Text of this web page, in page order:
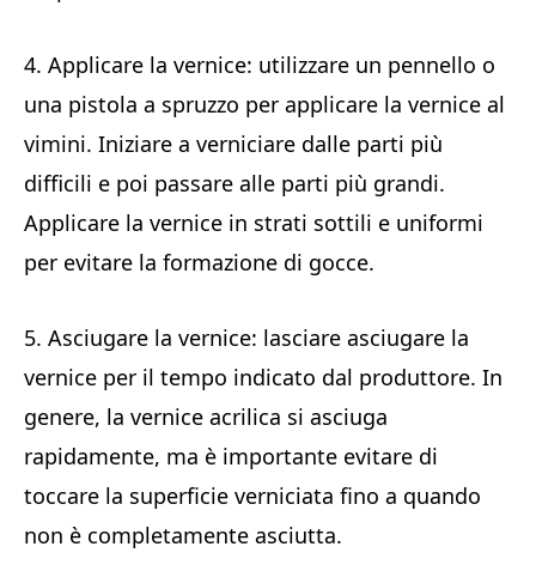
4. Applicare la vernice: utilizzare un pennello o
una pistola a spruzzo per applicare la vernice al
vimini. Iniziare a verniciare dalle parti più
difficili e poi passare alle parti più grandi.
Applicare la vernice in strati sottili e uniformi
per evitare la formazione di gocce.
5. Asciugare la vernice: lasciare asciugare la
vernice per il tempo indicato dal produttore. In
genere, la vernice acrilica si asciuga
rapidamente, ma è importante evitare di
toccare la superficie verniciata fino a quando
non è completamente asciutta.